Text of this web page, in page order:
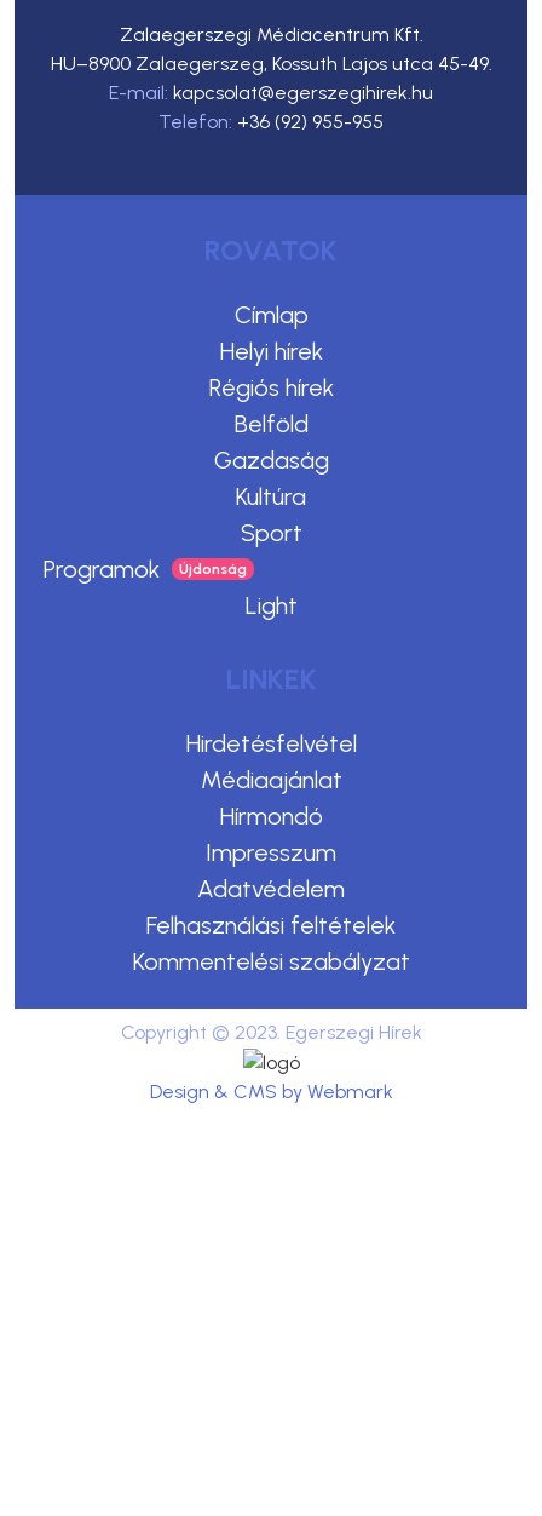
Zalaegerszegi Médiacentrum Kft.
HU–8900 Zalaegerszeg, Kossuth Lajos utca 45-49.
E-mail: kapcsolat@egerszegihirek.hu
Telefon: +36 (92) 955-955
ROVATOK
Címlap
Helyi hírek
Régiós hírek
Belföld
Gazdaság
Kultúra
Sport
Programok
Light
LINKEK
Hirdetésfelvétel
Médiaajánlat
Hírmondó
Impresszum
Adatvédelem
Felhasználási feltételek
Kommentelési szabályzat
Copyright © 2023. Egerszegi Hírek
Design & CMS by Webmark